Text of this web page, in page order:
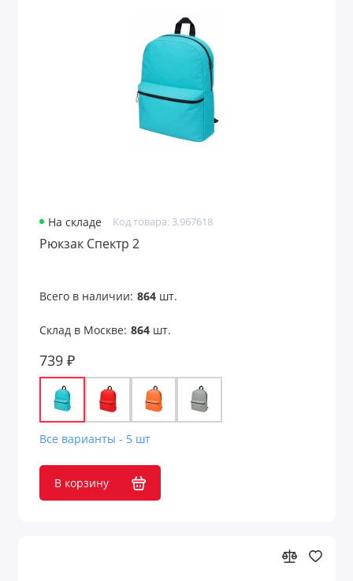
На складе Код товара: 3.967618
Рюкзак Спектр 2
Всего в наличии: 864шт.
Склад в Москве: 864шт.
739 ₽
Все варианты - 5 шт
В корзину